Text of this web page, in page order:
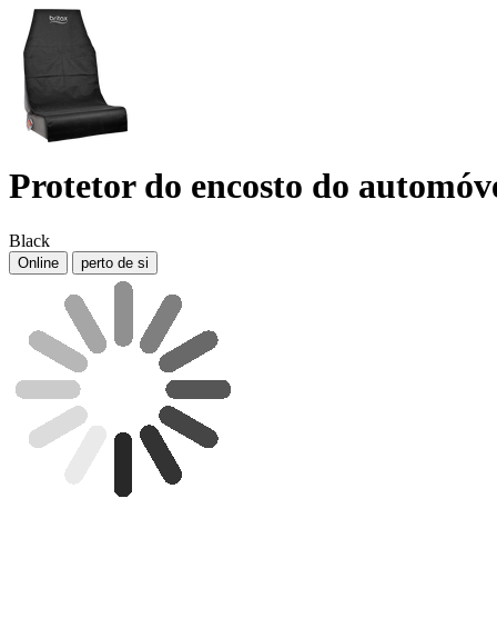
Protetor do encosto do
Black
Online perto de si